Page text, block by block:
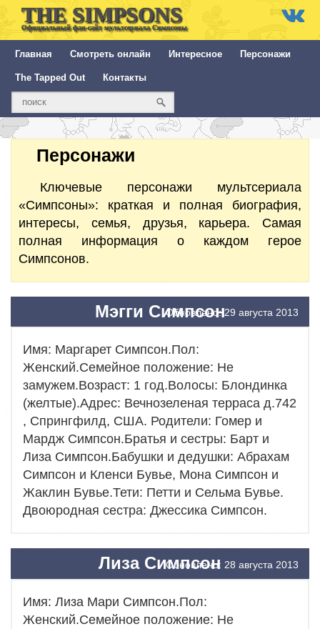
THE SIMPSONS
Официальный фан-сайт мультсериала Симпсоны
Главная Смотреть онлайн Интересное Персонажи
The Tapped Out Контакты
Персонажи
Ключевые персонажи мультсериала
«Симпсоны»: краткая и полная биография,
интересы, семья, друзья, карьера. Самая
полная информация о каждом герое
Симпсонов.
Мэгги СимпсонОбновлено: 29 августа 2013
Имя: Маргарет Симпсон.Пол:
Женский.Семейное положение: Не
замужем.Возраст: 1 год.Волосы: Блондинка
(желтые).Адрес: Вечнозеленая терраса д.742
, Спрингфилд, США. Родители: Гомер и
Мардж Симпсон.Братья и сестры: Барт и
Лиза Симпсон.Бабушки и дедушки: Абрахам
Симпсон и Кленси Бувье, Мона Симпсон и
Жаклин Бувье.Тети: Петти и Сельма Бувье.
Двоюродная сестра: Джессика Симпсон.
Лиза СимпсонОбновлено: 28 августа 2013
Имя: Лиза Мари Симпсон.Пол:
Женский.Семейное положение: Не